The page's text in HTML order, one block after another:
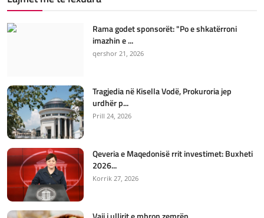
Rama godet sponsorët: "Po e shkatërroni
imazhin e ...
qershor 21, 2026
Tragjedia në Kisella Vodë, Prokuroria jep
urdhër p...
Prill 24, 2026
Qeveria e Maqedonisë rrit investimet: Buxheti
2026...
Korrik 27, 2026